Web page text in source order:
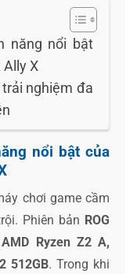
năng nổi bật
Ally X
nghiệm đa
nổi bật của
chơi game cầm
Phiên bản ROG
AMD Ryzen Z2 A,
512GB. Trong khi